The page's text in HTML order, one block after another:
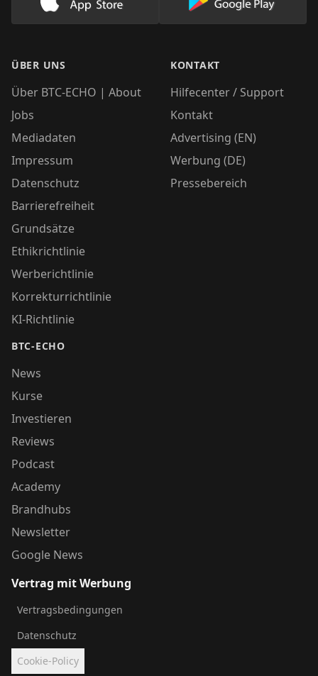
Lade unsere App im AppStore herunter
Lade unsere
ÜBER UNS
Über BTC-ECHO | About
Jobs
Mediadaten
Impressum
Datenschutz
Barrierefreiheit
Grundsätze
Ethikrichtlinie
Werberichtlinie
Korrekturrichtlinie
KI-Richtlinie
BTC-ECHO
News
Kurse
Investieren
Reviews
Podcast
Academy
Brandhubs
Newsletter
Google News
KONTAKT
Hilfecenter / Support
Kontakt
Advertising (EN)
Werbung (DE)
Pressebereich
Vertrag mit Werbung
Vertragsbedingungen
Datenschutz
Cookie-Policy